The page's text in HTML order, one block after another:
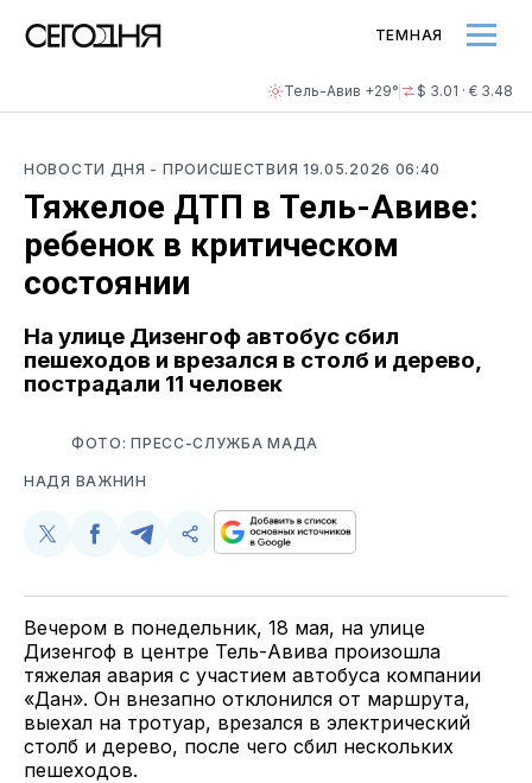
Тель-Авив +29° $ 3.01 · € 3.48
ТЕМНАЯ
НОВОСТИ ДНЯ - ПРОИСШЕСТВИЯ 19.05.2026 06:40
Тяжелое ДТП в Тель-Авиве:
ребенок в критическом
состоянии
На улице Дизенгоф автобус сбил
пешеходов и врезался в столб и дерево,
пострадали 11 человек
ФОТО: ПРЕСС-СЛУЖБА МАДА
НАДЯ ВАЖНИН
Поделиться
Twitter
Поделиться
Facebook
Поделиться
Telegram
Скопируйте
поделитесь
Вечером в понедельник, 18 мая, на улице
Дизенгоф в центре Тель-Авива произошла
тяжелая авария с участием автобуса компании
«Дан». Он внезапно отклонился от маршрута,
выехал на тротуар, врезался в электрический
столб и дерево, после чего сбил нескольких
пешеходов.